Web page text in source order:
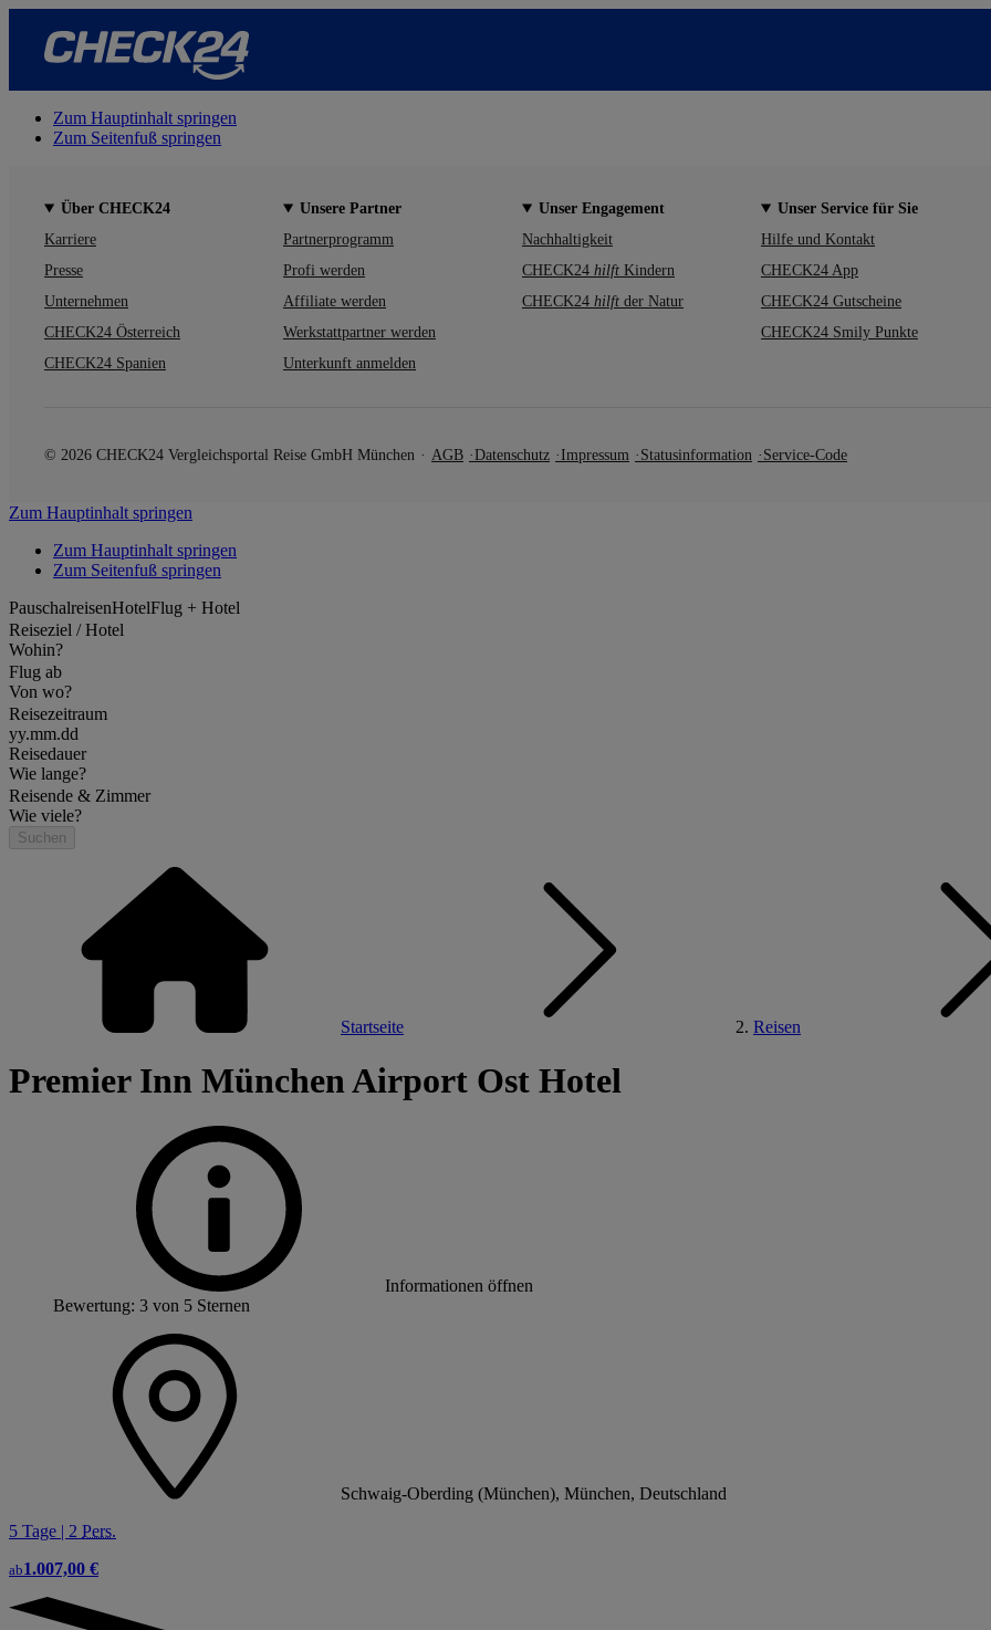
Zum Hauptinhalt springen
Zum Seitenfuß springen
Über CHECK24
Karriere
Presse
Unternehmen
CHECK24 Österreich
CHECK24 Spanien
Unsere Partner
Partnerprogramm
Profi werden
Affiliate werden
Werkstattpartner werden
Unterkunft anmelden
Unser Engagement
Nachhaltigkeit
CHECK24 hilft Kindern
CHECK24 hilft der Natur
Unser Service für Sie
Hilfe und Kontakt
CHECK24 App
CHECK24 Gutscheine
CHECK24 Smily Punkte
© 2026 CHECK24 Vergleichsportal Reise GmbH München AGB Datenschutz Impressum Statusinformation Service-Code
Zum Hauptinhalt springen
Zum Hauptinhalt springen
Zum Seitenfuß springen
PauschalreisenHotelFlug + Hotel
Reiseziel / Hotel
Wohin?
Flug ab
Von wo?
Reisezeitraum
yy.mm.dd
Reisedauer
Wie lange?
Reisende & Zimmer
Wie viele?
Suchen
Startseite Reisen
Premier Inn München Airport Ost Hotel
Informationen öffnen
Bewertung: 3 von 5 Sternen
Schwaig-Oberding (München), München, Deutschland
5 Tage | 2 Pers.
ab1.007,00 €